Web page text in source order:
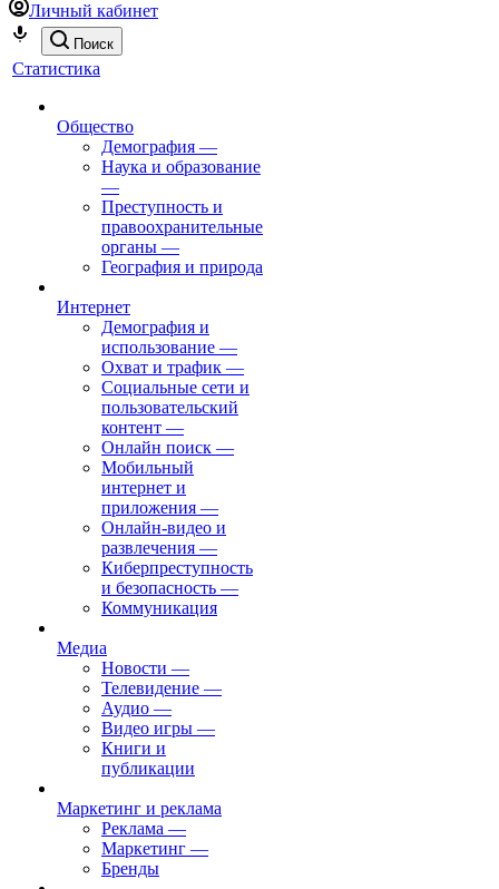
Личный кабинет
Поиск
Статистика
Общество
Демография —
Наука и образование
—
Преступность и
правоохранительные
органы —
География и природа
Интернет
Демография и
использование —
Охват и трафик —
Социальные сети и
пользовательский
контент —
Онлайн поиск —
Мобильный
интернет и
приложения —
Онлайн-видео и
развлечения —
Киберпреступность
и безопасность —
Коммуникация
Медиа
Новости —
Телевидение —
Аудио —
Видео игры —
Книги и
публикации
Маркетинг и реклама
Реклама —
Маркетинг —
Бренды